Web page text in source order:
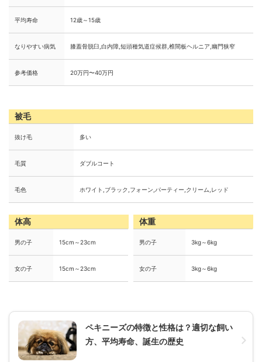
平均寿命 12歳～15歳
なりやすい病気 膝蓋骨脱臼,白内障,短頭種気道症候群,椎間板ヘルニア,幽門狭窄
参考価格 20万円〜40万円
被毛
抜け毛 多い
毛質 ダブルコート
毛色 ホワイト,ブラック,フォーン,パーティー,クリーム,レッド
体高
男の子 15cm～23cm
女の子 15cm～23cm
体重
男の子 3kg～6kg
女の子 3kg～6kg
ペキニーズの特徴と性格は？適切な飼い
方、平均寿命、誕生の歴史